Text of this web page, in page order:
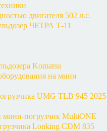
двигателя 502 л.с.
ЧЕТРА Т-11
Komatsu
на мини
UMG TLB 945 2025
погрузчик MultiONE
Lonking CDM 835